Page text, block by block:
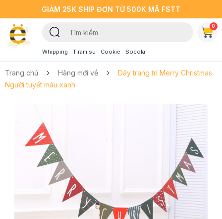
GIẢM 25K SHIP ĐƠN TỪ 500K MÃ FSTT
Whipping Tiramisu Cookie Socola
0
Trang chủ Hàng mới về
Dây trang trí Merry Christmas
Người tuyết màu xanh